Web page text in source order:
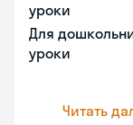
уроки
Для
уроки
Читать